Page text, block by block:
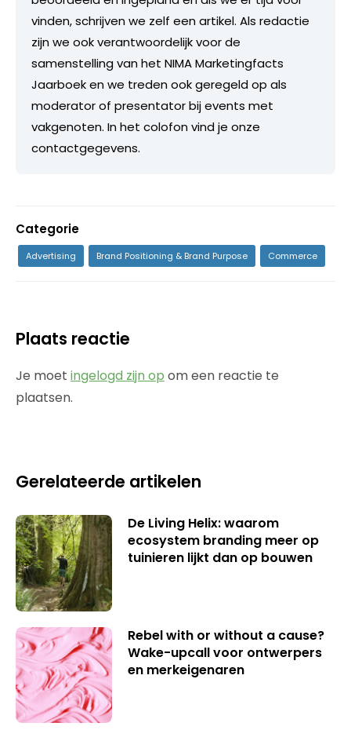
vinden, schrijven we zelf een artikel. Als redactie
zijn we ook verantwoordelijk voor de
samenstelling van het NIMA Marketingfacts
Jaarboek en we treden ook geregeld op als
moderator of presentator bij events met
vakgenoten. In het colofon vind je onze
contactgegevens.
Categorie
Advertising Brand Positioning & Brand Purpose Commerce
Plaats reactie
Je moet ingelogd zijn op om een reactie te
plaatsen.
Gerelateerde artikelen
De Living Helix: waarom
ecosystem branding meer op
tuinieren lijkt dan op bouwen
Rebel with or without a cause?
Wake-upcall voor ontwerpers
en merkeigenaren